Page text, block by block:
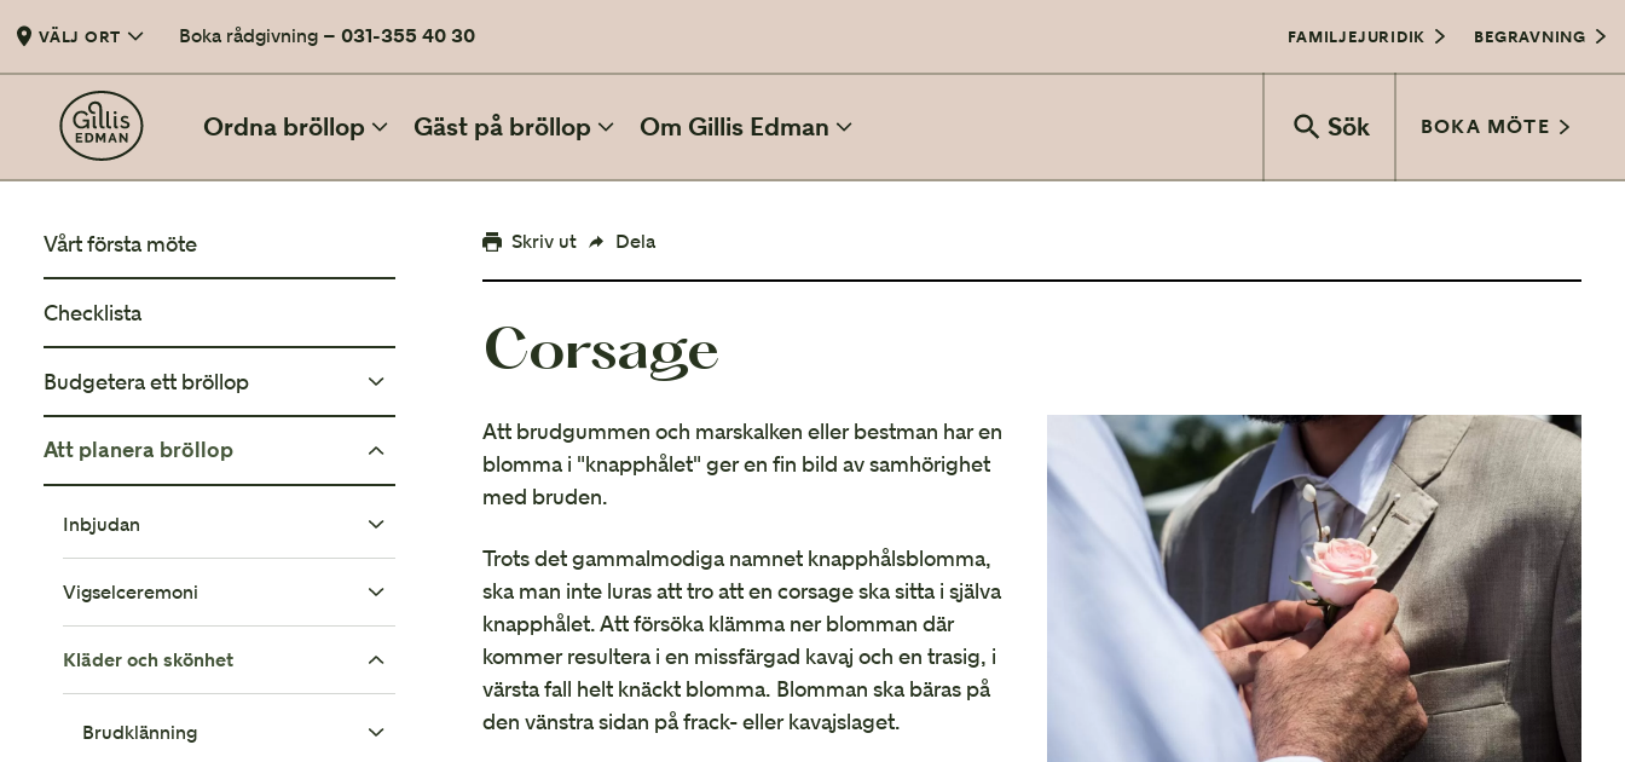
VÄLJ ORT Boka rådgivning –031-355 40 30 FAMILJEJURIDIK BEGRAVNING
Ordna bröllop Gäst på bröllop Om Gillis Edman Sök BOKA MÖTE
BÖRJA PLANERA MED OSS
Vårt första möte
Checklista
12 punkter att checka av före bröllopet
Budgetera ett bröllop
Att planera bröllop
Bröllop och juridik
Film och foto
Transport
Vårbröllop
Sommarbröllop
Höstbröllop
Vårt första möte
Checklista
Budgetera ett bröllop
Enkel översiktbudget
Att planera bröllop
Inbjudan
Trycksaker
Vigselceremoni
Borgerlig vigsel
Kyrkligt bröllop
Kläder och skönhet
Brudklänning
Skriv ut Dela
Corsage
Att brudgummen och marskalken eller bestman har en
blomma i "knapphålet" ger en fin bild av samhörighet
med bruden.
Trots det gammalmodiga namnet knapphålsblomma,
ska man inte luras att tro att en corsage ska sitta i själva
knapphålet. Att försöka klämma ner blomman där
kommer resultera i en missfärgad kavaj och en trasig, i
värsta fall helt knäckt blomma. Blomman ska bäras på
den vänstra sidan på frack- eller kavajslaget.